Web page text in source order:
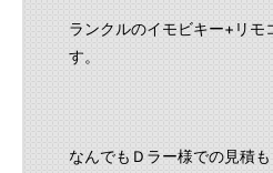
ランクルのイモビキー+リモ
す。
なんでもＤラー様での見積